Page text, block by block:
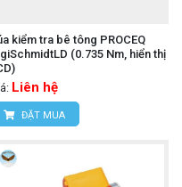
kiểm tra bê tông PROCEQ
(0.735 Nm, hiển thị
Liên hệ
ĐẶT MUA